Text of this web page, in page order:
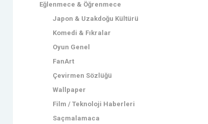
Eğlenmece & Öğrenmece
Japon & Uzakdoğu Kültürü
Komedi & Fıkralar
Oyun Genel
FanArt
Çevirmen Sözlüğü
Wallpaper
Film / Teknoloji Haberleri
Saçmalamaca